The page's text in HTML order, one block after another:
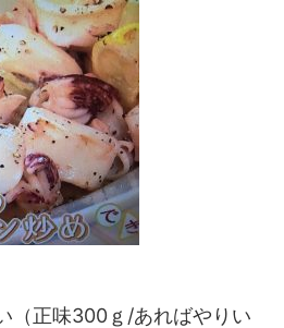
（正味300ｇ/あればやりい